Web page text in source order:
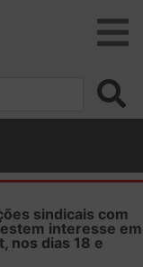
sindicais com
interesse em
nos dias 18 e